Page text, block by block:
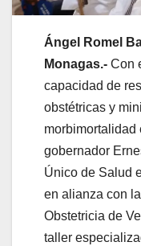
Ángel Romel
Monagas.- Con
capacidad de
obstétricas y
morbimortalidad
gobernador
Único de Salud
en alianza con
Obstetricia de
taller